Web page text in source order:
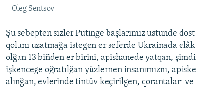
Oleg Sentsov
Şu sebepten sizler Putinge başlarımız üstünde dost
qolunı uzatmağa istegen er seferde Ukrainada elâk
olğan 13 biñden er birini, apishanede yatqan, şimdi
işkencege oğratılğan yüzlernen insanımıznı, apiske
alınğan, evlerinde tintüv keçirilgen, qorantaları ve